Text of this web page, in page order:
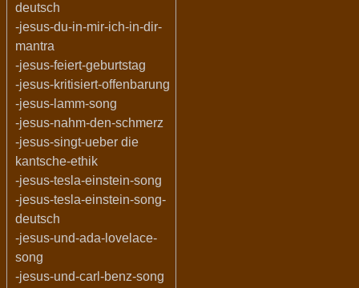
deutsch
-jesus-du-in-mir-ich-in-dir-
mantra
-jesus-feiert-geburtstag
-jesus-kritisiert-offenbarung
-jesus-lamm-song
-jesus-nahm-den-schmerz
-jesus-singt-ueber die
kantsche-ethik
-jesus-tesla-einstein-song
-jesus-tesla-einstein-song-
deutsch
-jesus-und-ada-lovelace-
song
-jesus-und-carl-benz-song